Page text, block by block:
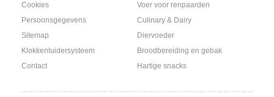
Cookies
Persoonsgegevens
Sitemap
Klokkenluidersysteem
Contact
Voer voor renpaarden
Culinary & Dairy
Diervoeder
Broodbereiding en gebak
Hartige snacks